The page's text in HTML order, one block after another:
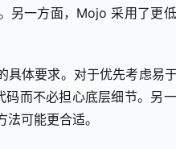
另一方面，Mojo 采用了更
体要求。对于优先考虑易
而不必担心底层细节。另
可能更合适。